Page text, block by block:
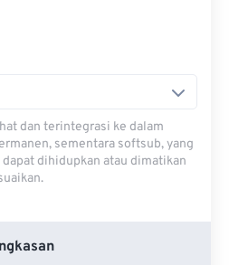
dan terintegrasi ke dalam
sementara softsub, yang
dihidupkan atau dimatikan